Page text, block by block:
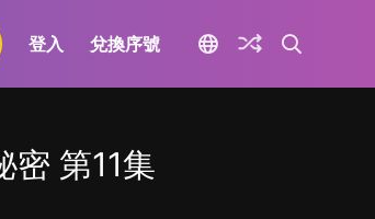
登入 兌換序號
密 第11集